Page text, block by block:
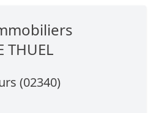
THUEL
(02340)